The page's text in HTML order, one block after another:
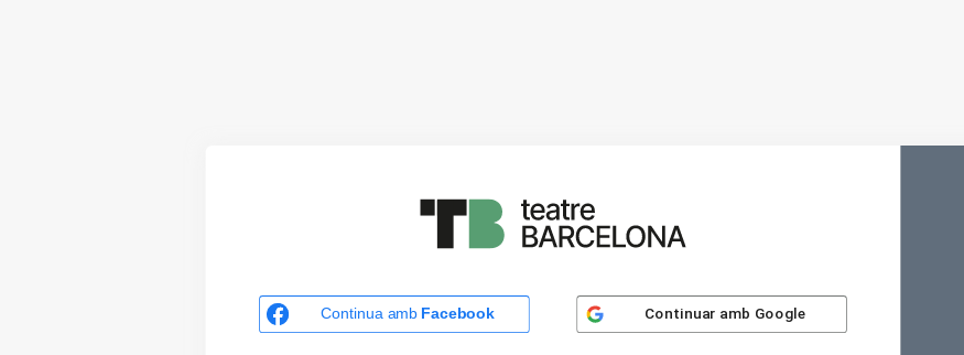
Continua amb Facebook Continuar amb Google